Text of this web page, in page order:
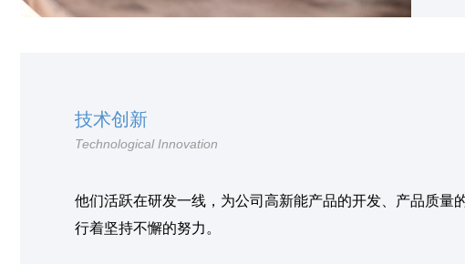
技术创新
Technological Innovation
他们活跃在研发一线，为公司高新能产品的开发、产品质量
行着坚持不懈的努力。